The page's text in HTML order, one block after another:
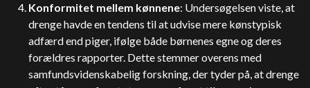
Konformitet mellem kønnene: Undersøgelsen viste, at
drenge havde en tendens til at udvise mere kønstypisk
adfærd end piger, ifølge både børnenes egne og deres
forældres rapporter. Dette stemmer overens med
samfundsvidenskabelig forskning, der tyder på, at drenge